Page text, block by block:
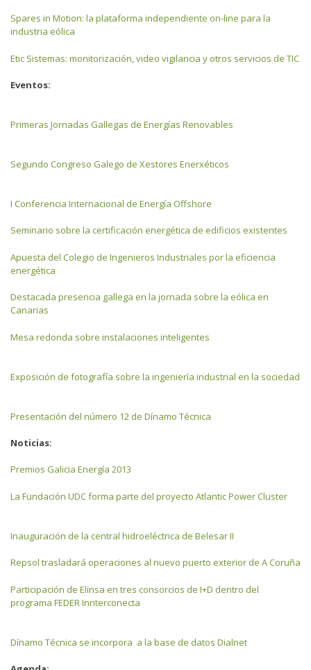
Spares in Motion: la plataforma independiente on-line para la
industria eólica
Etic Sistemas: monitorización, video vigilancia y otros servicios de TIC
Eventos:
Primeras Jornadas Gallegas de Energías Renovables
Segundo Congreso Galego de Xestores Enerxéticos
I Conferencia Internacional de Energía Offshore
Seminario sobre la certificación energética de edificios existentes
Apuesta del Colegio de Ingenieros Industriales por la eficiencia
energética
Destacada presencia gallega en la jornada sobre la eólica en
Canarias
Mesa redonda sobre instalaciones inteligentes
Exposición de fotografía sobre la ingeniería industrial en la sociedad
Presentación del número 12 de Dínamo Técnica
Noticias:
Premios Galicia Energía 2013
La Fundación UDC forma parte del proyecto Atlantic Power Cluster
Inauguración de la central hidroeléctrica de Belesar II
Repsol trasladará operaciones al nuevo puerto exterior de A Coruña
Participación de Elinsa en tres consorcios de I+D dentro del
programa FEDER Innterconecta
Dínamo Técnica se incorpora a la base de datos Dialnet